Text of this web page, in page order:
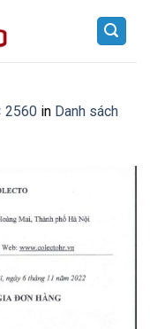
2560 in Danh sách